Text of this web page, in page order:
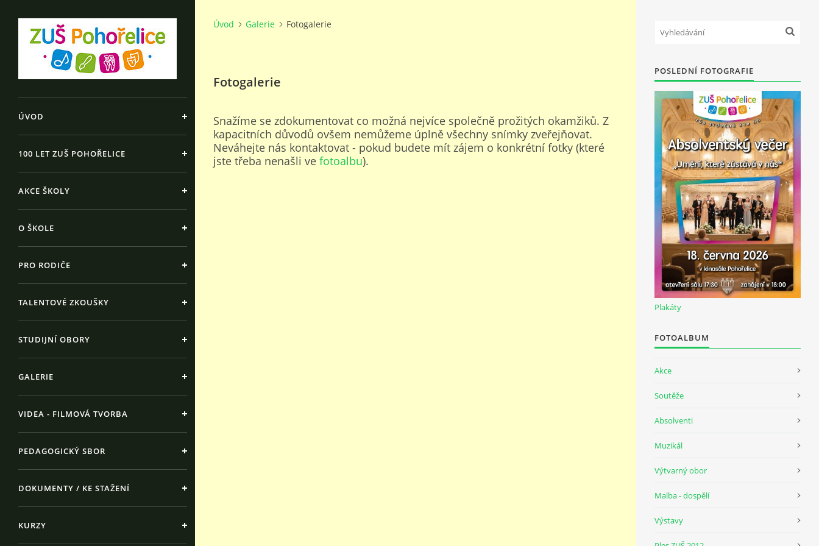
ÚVOD
100 LET ZUŠ POHOŘELICE
AKCE ŠKOLY
O ŠKOLE
PRO RODIČE
TALENTOVÉ ZKOUŠKY
STUDIJNÍ OBORY
GALERIE
VIDEA - FILMOVÁ TVORBA
PEDAGOGICKÝ SBOR
DOKUMENTY / KE STAŽENÍ
KURZY
Úvod Galerie Fotogalerie
Fotogalerie
Snažíme se zdokumentovat co možná nejvíce společně prožitých okamžiků. Z
kapacitních důvodů ovšem nemůžeme úplně všechny snímky zveřejňovat.
Neváhejte nás kontaktovat - pokud budete mít zájem o konkrétní fotky (které
jste třeba nenašli ve fotoalbu).
POSLEDNÍ FOTOGRAFIE
Plakáty
FOTOALBUM
Akce
Soutěže
Absolventi
Muzikál
Výtvarný obor
Malba - dospělí
Výstavy